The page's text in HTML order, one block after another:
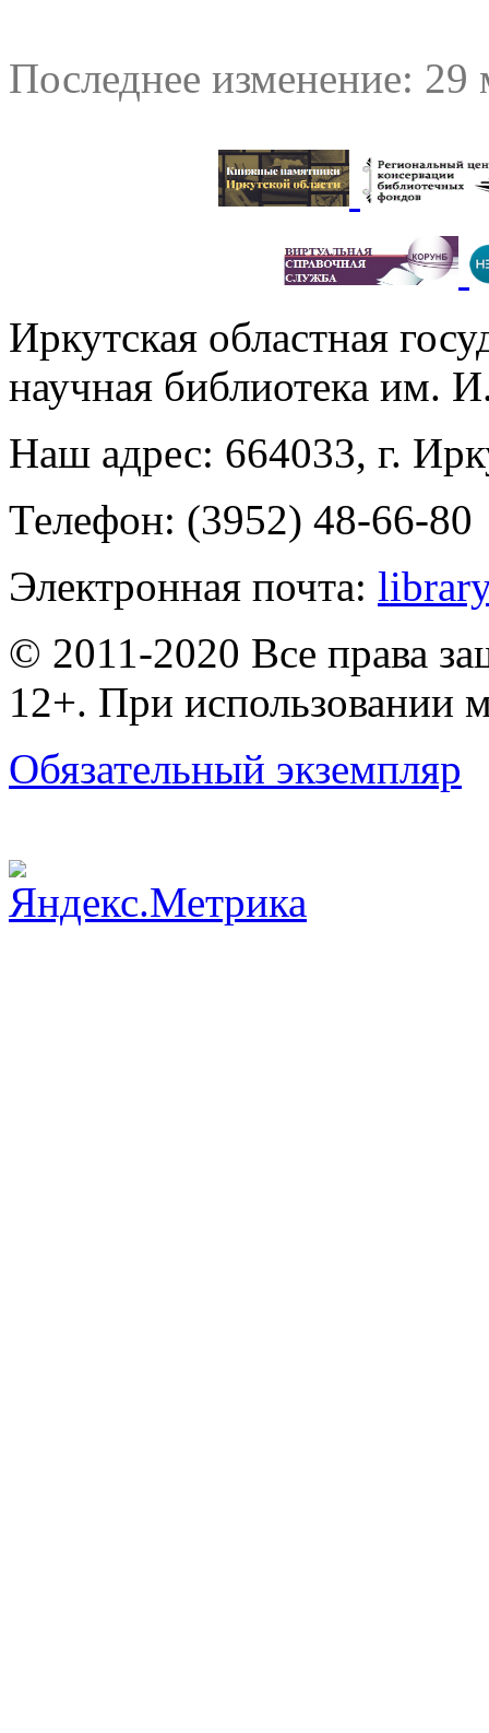
Последнее изменение: 29
Иркутская областная
научная библиотека им.
Наш адрес: 664033, г.
Телефон: (3952) 48-66-80
Электронная почта:
© 2011-2020 Все права
12+. При использовании
Обязательный экземпляр